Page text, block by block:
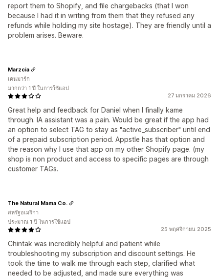
report them to Shopify, and file chargebacks (that I won
because I had it in writing from them that they refused any
refunds while holding my site hostage). They are friendly until a
problem arises. Beware.
27 มกราคม 2026
Great help and feedback for Daniel when I finally kame
through. IA assistant was a pain. Would be great if the app had
an option to select TAG to stay as "active_subscriber" until end
of a prepaid subscription period. Appstle has that option and
the reason why I use that app on my other Shopify page. (my
shop is non product and access to specific pages are through
customer TAGs.
Marzcia
เดนมาร์ก
มากกว่า 1 ปี ในการใช้แอป
25 พฤศจิกายน 2025
Chintak was incredibly helpful and patient while
troubleshooting my subscription and discount settings. He
took the time to walk me through each step, clarified what
needed to be adjusted, and made sure everything was
The Natural Mama Co.
สหรัฐอเมริกา
ประมาณ 1 ปี ในการใช้แอป